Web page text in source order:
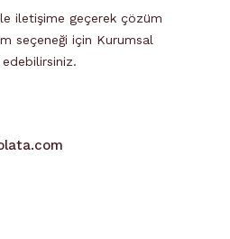
iletişime geçerek çözüm
seçeneği için Kurumsal
edebilirsiniz.